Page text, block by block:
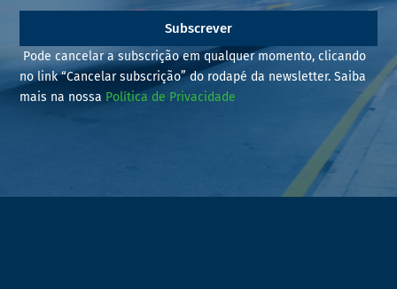
Subscrever
Pode cancelar a subscrição em qualquer momento, clicando
no link “Cancelar subscrição” do rodapé da newsletter. Saiba
mais na nossa Política de Privacidade